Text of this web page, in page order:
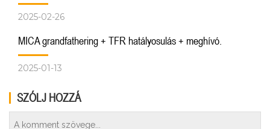
2025-02-26
MICA grandfathering + TFR hatályosulás + meghívó.
2025-01-13
SZÓLJ HOZZÁ